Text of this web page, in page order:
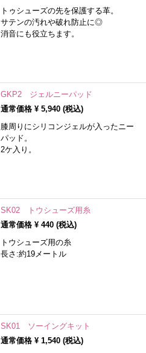
トゥシューズの先を保護する革。
サテンの汚れや破れ防止に◎
消音にも役立ちます。
GKP2 ジェルニーパッド
通常価格 ¥ 5,940(税込)
膝周りにシリコンジェルが入ったニー
パッド。
2ケ入り。
SK02 トウシューズ用糸
通常価格 ¥ 440(税込)
トウシューズ用の糸
長さ:約19メートル
SK01 ソーイングキット
通常価格 ¥ 1,540(税込)